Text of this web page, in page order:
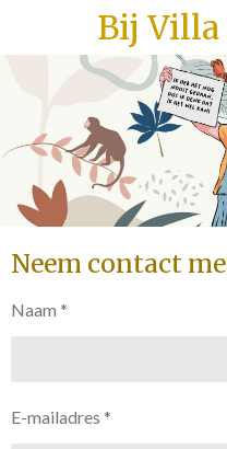
hoofdinhoud
Bij
Neem contact
Naam *
E-mailadres *